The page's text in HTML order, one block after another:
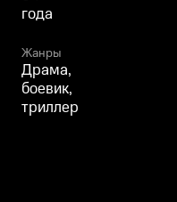
года
Жанры
Драма,
боевик,
триллер